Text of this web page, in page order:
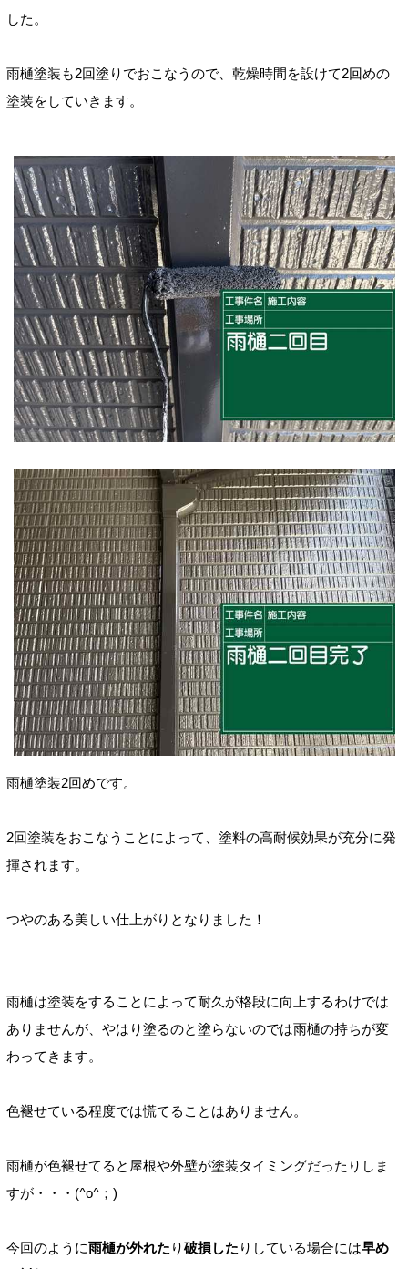
した。
雨樋塗装も2回塗りでおこなうので、乾燥時間を設けて2回めの
塗装をしていきます。
雨樋塗装2回めです。
2回塗装をおこなうことによって、塗料の高耐候効果が充分に発
揮されます。
つやのある美しい仕上がりとなりました！
雨樋は塗装をすることによって耐久が格段に向上するわけでは
ありませんが、やはり塗るのと塗らないのでは雨樋の持ちが変
わってきます。
色褪せている程度では慌てることはありません。
雨樋が色褪せてると屋根や外壁が塗装タイミングだったりしま
すが・・・(^o^；)
今回のように雨樋が外れた り破損した りしている場合には早め